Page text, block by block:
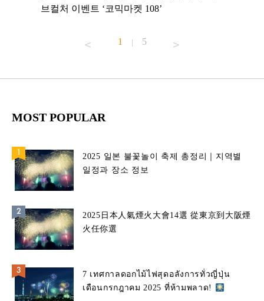
브컬처 이벤트 ‘코믹마켓 108’
1 | 5
MOST POPULAR
2025 일본 불꽃놀이 축제 총정리｜지역별
일정과 장소 정보
2025日本人氣煙火大會14選 從東京到大阪煙
火任你選
7 เทศกาลดอกไม้ไฟสุดอลังการทั่วญี่ปุ่น
เดือนกรกฎาคม 2025 ที่ห้ามพลาด!